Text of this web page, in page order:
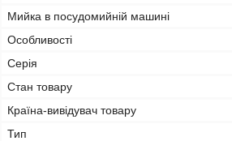
Мийка в посудомийній машині
Особливості
Серія
Стан товару
Країна-вивідувач товару
Тип